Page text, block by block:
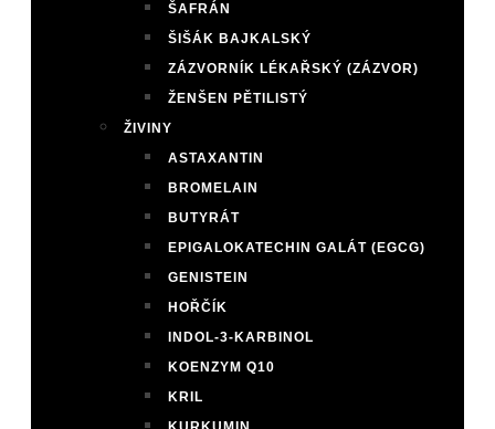
ŠAFRÁN
ŠIŠÁK BAJKALSKÝ
ZÁZVORNÍK LÉKAŘSKÝ (ZÁZVOR)
ŽENŠEN PĚTILISTÝ
ŽIVINY
ASTAXANTIN
BROMELAIN
BUTYRÁT
EPIGALOKATECHIN GALÁT (EGCG)
GENISTEIN
HOŘČÍK
INDOL-3-KARBINOL
KOENZYM Q10
KRIL